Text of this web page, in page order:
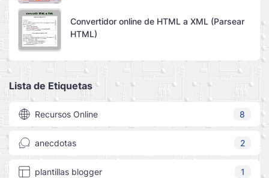
Convertidor online de HTML a XML (Parsear
HTML)
Lista de Etiquetas
Recursos Online 8
anecdotas 2
plantillas blogger 1